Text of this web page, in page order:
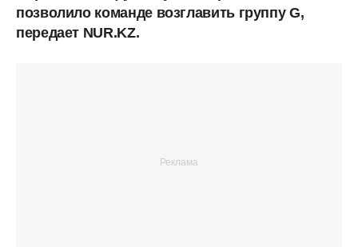
позволило команде возглавить группу G,
передает NUR.KZ.